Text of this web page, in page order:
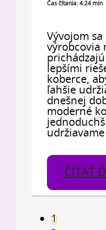
Čas čítania: 4:24 min
Vývojom sa
výrobcovia
lepšími
koberce,
ľahšie
dnešnej
moderné
ČÍTAŤ
1